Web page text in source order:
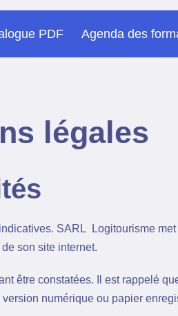
PDF Agenda des
légales
SARL Logitourisme
son site internet.
être constatées. Il est rappelé
version numérique ou papier